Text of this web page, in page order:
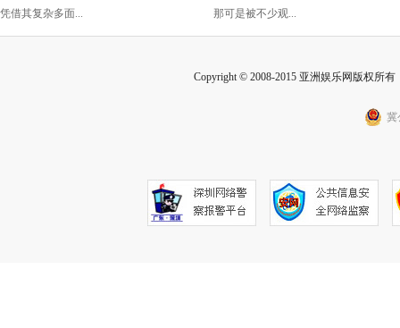
凭借其复杂多面...
的胜利！
那可是被不少观...
Copyright © 2008-2015 亚洲娱乐网版权所
冀